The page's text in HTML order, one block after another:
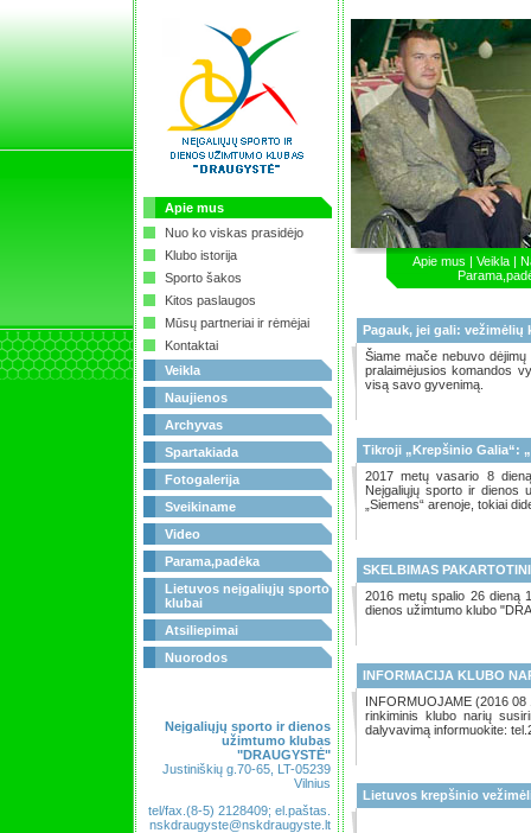
Apie mus
Nuo ko viskas prasidėjo
Klubo istorija
Sporto šakos
Kitos paslaugos
Mūsų partneriai ir rėmėjai
Kontaktai
Veikla
Naujienos
Archyvas
Spartakiada
Fotogalerija
Sveikiname
Video
Parama,padėka
Lietuvos neįgaliųjų sporto
klubai
Atsiliepimai
Nuorodos
Neįgaliųjų sporto ir dienos
užimtumo klubas
"DRAUGYSTĖ"
Justiniškių g.70-65, LT-05239
Vilnius
tel/fax.(8-5) 2128409; el.paštas.
nskdraugyste@nskdraugyste.lt
Apie mus | Veikla|
Pagauk, jei gali: vežimėlių
Šiame mače nebuvo
pralaimėjusios komandos
visą savo gyvenimą.
Tikroji „Krepšinio Galia“:
2017 metų vasario 8
Neįgaliųjų sporto ir dienos
„Siemens“ arenoje, tokiai
SKELBIMAS
2016 metų spalio 26 dieną
dienos užimtumo klubo
INFORMACIJA KLUBO
INFORMUOJAME (2016
rinkiminis klubo narių
dalyvavimą informuokite:
Lietuvos krepšinio